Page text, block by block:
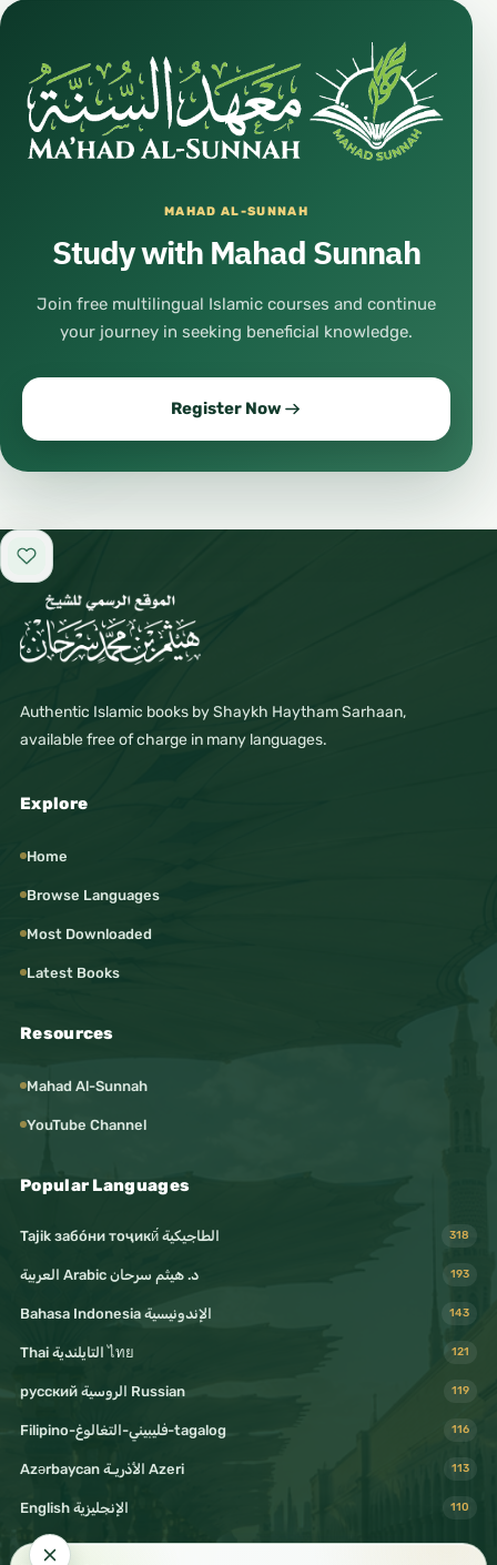
MAHAD AL-SUNNAH
Study with Mahad Sunnah
Join free multilingual Islamic courses and continue
your journey in seeking beneficial knowledge.
Register Now
Add to favorites
Authentic Islamic books by Shaykh Haytham Sarhaan,
available free of charge in many languages.
Explore
Home
Browse Languages
Most Downloaded
Latest Books
Resources
Mahad Al-Sunnah
YouTube Channel
Popular Languages
Tajik забо́ни тоҷикӣ́ الطاجيكية 318
د. هيثم سرحان Arabic العربية 193
Bahasa Indonesia الإندونيسية 143
Thai التايلندية ไทย 121
русский الروسية Russian 119
Filipino-فليبيني-التغالوغ-tagalog 116
Azərbaycan الأذريـة Azeri 113
English الإنجليزية 110